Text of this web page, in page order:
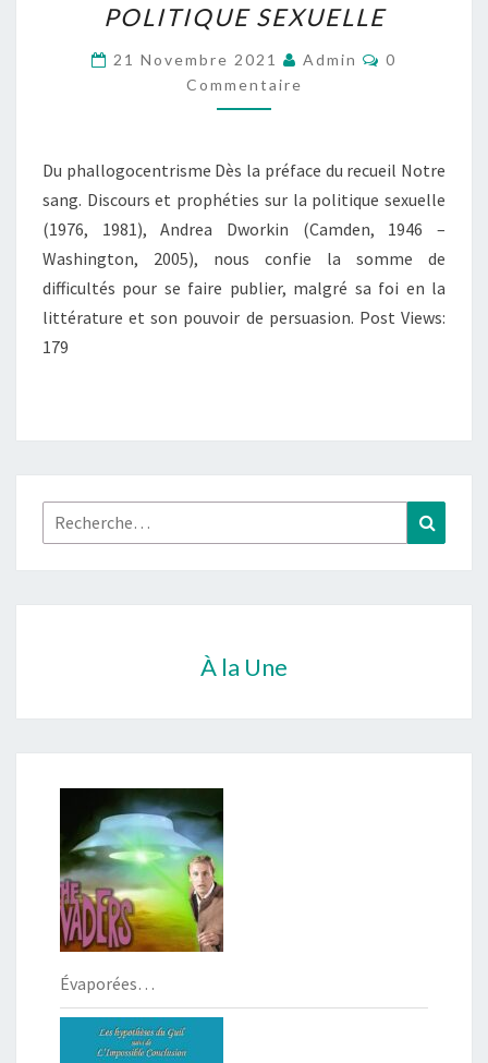
DISCOURS
ET
PROPHÉTIES
SUR
POLITIQUE
SEXUELLE
POLITIQUE SEXUELLE
21 Novembre 2021 Admin
0
Commentaire
Du phallogocentrisme Dès la préface du recueil Notre
sang. Discours et prophéties sur la politique sexuelle
(1976, 1981), Andrea Dworkin (Camden, 1946 –
Washington, 2005), nous confie la somme de
difficultés pour se faire publier, malgré sa foi en la
littérature et son pouvoir de persuasion. Post Views:
179
Rechercher :
À la Une
Évaporées…